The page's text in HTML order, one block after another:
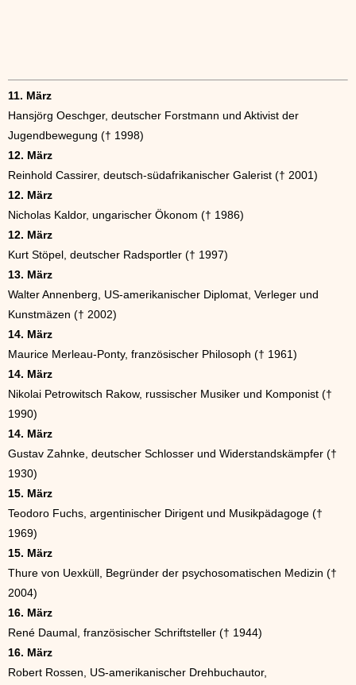
11. März
Hansjörg Oeschger, deutscher Forstmann und Aktivist der
Jugendbewegung († 1998)
12. März
Reinhold Cassirer, deutsch-südafrikanischer Galerist († 2001)
12. März
Nicholas Kaldor, ungarischer Ökonom († 1986)
12. März
Kurt Stöpel, deutscher Radsportler († 1997)
13. März
Walter Annenberg, US-amerikanischer Diplomat, Verleger und
Kunstmäzen († 2002)
14. März
Maurice Merleau-Ponty, französischer Philosoph († 1961)
14. März
Nikolai Petrowitsch Rakow, russischer Musiker und Komponist (†
1990)
14. März
Gustav Zahnke, deutscher Schlosser und Widerstandskämpfer (†
1930)
15. März
Teodoro Fuchs, argentinischer Dirigent und Musikpädagoge (†
1969)
15. März
Thure von Uexküll, Begründer der psychosomatischen Medizin (†
2004)
16. März
René Daumal, französischer Schriftsteller († 1944)
16. März
Robert Rossen, US-amerikanischer Drehbuchautor,